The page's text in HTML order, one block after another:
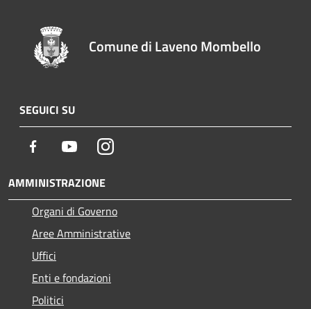
Comune di Laveno Mombello
SEGUICI SU
Facebook YoutubeInstagram
AMMINISTRAZIONE
Organi di Governo
Aree Amministrative
Uffici
Enti e fondazioni
Politici